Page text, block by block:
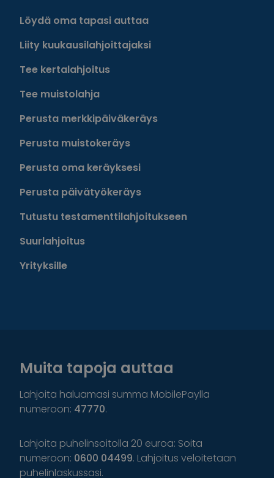
Löydä oma tapasi auttaa
Liity kuukausilahjoittajaksi
Tee kertalahjoitus
Tee muistolahja
Perusta merkkipäiväkeräys
Perusta muistokeräys
Perusta oma keräyksesi
Perusta päivätyökeräys
Tutustu testamenttilahjoitukseen
Suurlahjoitus
Yrityksille
Muita tapoja auttaa
Lahjoita haluamasi summa MobilePaylla
numeroon: 47770.
Lahjoita puhelinsoitolla 20 euroa: Soita
numeroon: 0600 04499. Lahjoitus veloitetaan
puhelinlaskussasi.